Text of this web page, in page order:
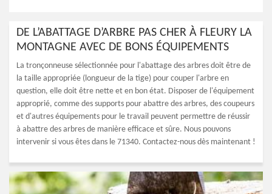
DE L’ABATTAGE D’ARBRE PAS CHER À FLEURY LA
MONTAGNE AVEC DE BONS ÉQUIPEMENTS
La tronçonneuse sélectionnée pour l'abattage des arbres doit être de
la taille appropriée (longueur de la tige) pour couper l'arbre en
question, elle doit être nette et en bon état. Disposer de l'équipement
approprié, comme des supports pour abattre des arbres, des coupeurs
et d'autres équipements pour le travail peuvent permettre de réussir
à abattre des arbres de manière efficace et sûre. Nous pouvons
intervenir si vous êtes dans le 71340. Contactez-nous dès maintenant !